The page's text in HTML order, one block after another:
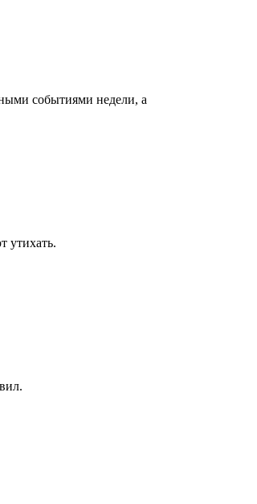
событиями недели, а
утихать.